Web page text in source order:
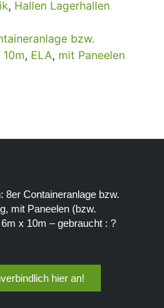
, Hallen Lagerhallen
bzw.
, ELA, mit Paneelen
8er Containeranlage bzw.
mit Paneelen (bzw.
x 10m – gebraucht : ?
hier an!